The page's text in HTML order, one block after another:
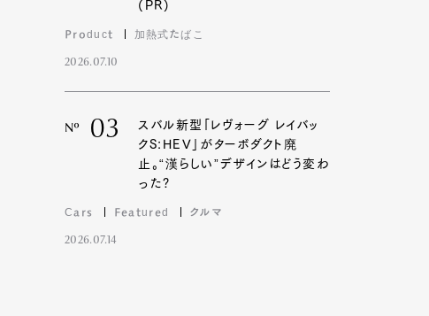
(PR)
Product 加熱式たばこ
2026.07.10
Nº 03
スバル新型「レヴォーグ レイバッ
クS:HEV」がターボダクト廃
止。“漢らしい”デザインはどう変わ
った?
Cars Featured クルマ
2026.07.14